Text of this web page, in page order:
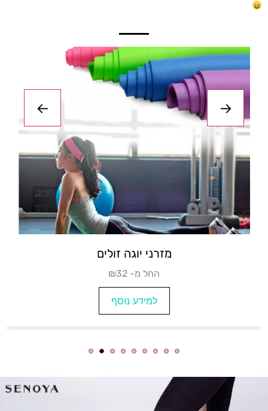
מזרון יוגה מעוצב
₪החל מ-45
למידע נוסף